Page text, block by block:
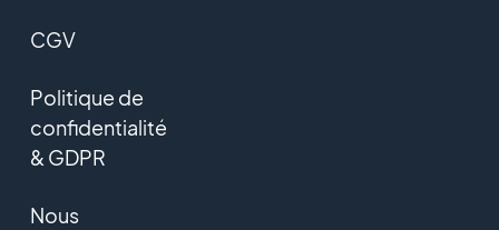
CGV
Politique de
confidentialité
& GDPR
Nous